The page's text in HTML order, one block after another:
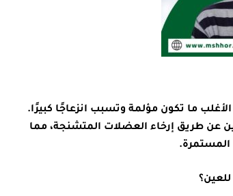
ما تكون مؤلمة وتسبب انزعاجًا كبيرًا.
عن طريق إرخاء العضلات المتشنجة، مما